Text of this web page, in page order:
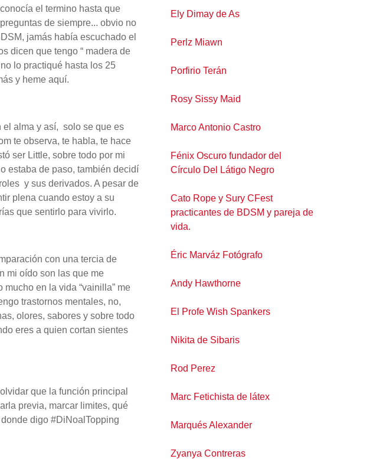
el termino hasta que
de siempre... obvio no
jamás había escuchado el
dicen que tengo “ madera de
lo practiqué hasta los 25
y heme aquí.
el alma y así, solo se que es
te observa, te habla, te hace
ser Little, sobre todo por mi
estaba de paso, también decidí
y sus derivados. A pesar de
plena cuando estoy a su
que sentirlo para vivirlo.
con una tercia de
mi oído son las que me
en la vida “vainilla” me
trastornos mentales, no,
olores, sabores y sobre todo
eres a quien cortan sientes
que la función principal
previa, marcar limites, qué
digo #DiNoalTopping
Ely Dimay de As
Perlz Miawn
Porfirio Terán
Rosy Sissy Maid
Marco Antonio Castro
Fénix Oscuro fundador del
Círculo Del Látigo Negro
Cato Rope y Sury CFest
practicantes de BDSM y pareja de
vida.
Éric Marváz Fotógrafo
Andy Hawthorne
El Profe Wish Spankers
Nikita de Sibaris
Rod Perez
Marc Fetichista de látex
Marqués Alexander
Zyanya Contreras